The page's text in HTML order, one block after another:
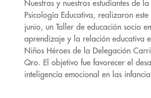
Nuestras y nuestros estudiantes de
Psicología Educativa, realizaron
junio, un Taller de educación socio
aprendizaje y la relación educativa
Niños Héroes de la Delegación
Qro. El objetivo fue favorecer el
inteligencia emocional en las